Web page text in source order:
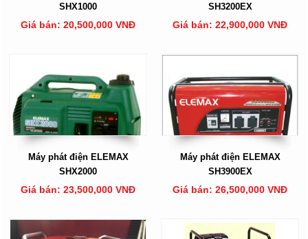
SHX1000
Giá bán: 20,500,000 VNĐ
SH3200EX
Giá bán: 22,900,000 VNĐ
Máy phát điện ELEMAX
SHX2000
Giá bán: 23,500,000 VNĐ
Máy phát điện ELEMAX
SH3900EX
Giá bán: 26,500,000 VNĐ